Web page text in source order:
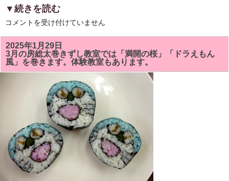
す。
▼続きを読む
4
の
房
総
太
巻
き
「正
ち
ゃ
ん」
コメントを受け付けていません
2025年1月29日
3月の房総太巻きずし教室では「満開の桜」「ドラえもん
風」を巻きます。体験教室もあります。